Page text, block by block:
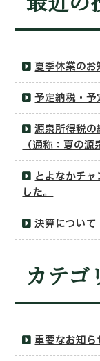
夏季休業のお
予定納税・予
源泉所得税
（通称：夏の源
とよなかチ
した。
決算について
カテゴ
重要なお知ら